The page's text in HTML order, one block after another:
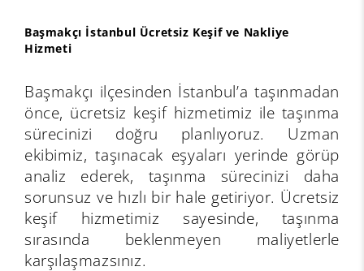
Başmakçı İstanbul Ücretsiz Keşif ve Nakliye
Hizmeti
Başmakçı ilçesinden İstanbul’a taşınmadan
önce, ücretsiz keşif hizmetimiz ile taşınma
sürecinizi doğru planlıyoruz. Uzman
ekibimiz, taşınacak eşyaları yerinde görüp
analiz ederek, taşınma sürecinizi daha
sorunsuz ve hızlı bir hale getiriyor. Ücretsiz
keşif hizmetimiz sayesinde, taşınma
sırasında beklenmeyen maliyetlerle
karşılaşmazsınız.